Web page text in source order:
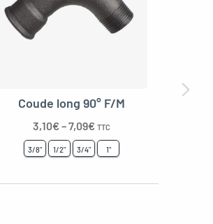
Coude long 90° F/M
3,10€–7,09€ TTC
3/8" 1/2" 3/4" 1"